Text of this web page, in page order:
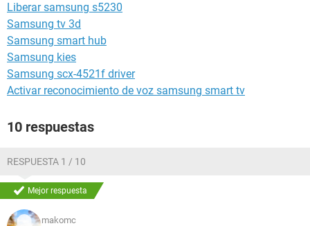
Liberar samsung s5230
Samsung tv 3d
Samsung smart hub
Samsung kies
Samsung scx-4521f driver
Activar reconocimiento de voz samsung smart tv
10 respuestas
RESPUESTA 1 / 10
Mejor respuesta
makomc